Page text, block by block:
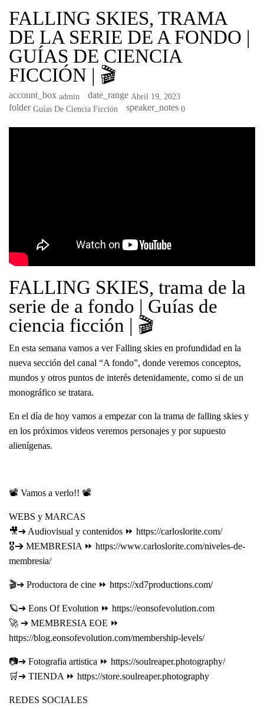
FALLING SKIES, TRAMA
DE LA SERIE DE A FONDO |
GUÍAS DE CIENCIA
FICCIÓN | 🎬
account_box Admin date_range Abril 19, 2023
folder Guías De Ciencia Ficción speaker_notes 0
FALLING SKIES, trama de la
serie de a fondo | Guías de
ciencia ficción | 🎬
En esta semana vamos a ver Falling skies en profundidad en la
nueva sección del canal “A fondo”, donde veremos conceptos,
mundos y otros puntos de interés detenidamente, como si de un
monográfico se tratara.
En el día de hoy vamos a empezar con la trama de falling skies y
en los próximos videos veremos personajes y por supuesto
alienígenas.
📽 Vamos a verlo!! 📽
WEBS y MARCAS
🎥➔ Audiovisual y contenidos ⏩ https://carloslorite.com/
🎖➔ MEMBRESIA ⏩ https://www.carloslorite.com/niveles-de-
membresia/
🎬➔ Productora de cine ⏩ https://xd7productions.com/
🪐➔ Eons Of Evolution ⏩ https://eonsofevolution.com
🚀 ➔ MEMBRESIA EOE ⏩
https://blog.eonsofevolution.com/membership-levels/
📷➔ Fotografia artistica ⏩ https://soulreaper.photography/
🛒➔ TIENDA ⏩ https://store.soulreaper.photography
REDES SOCIALES